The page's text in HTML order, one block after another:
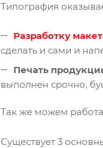
Типография
Разработку
сделать и сами и
Печать
выполнен срочно,
Так же можем
Существует 3